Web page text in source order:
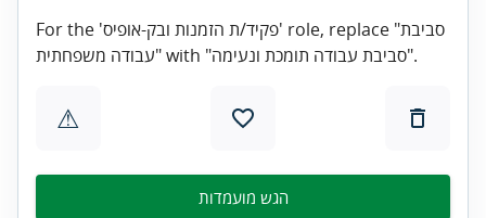
For the 'פקיד/ת הזמנות ובק-אופיס' role, replace "סביבת
עבודה משפחתית" with "סביבת עבודה תומכת ונעימה".
⚠
הגש מועמדות